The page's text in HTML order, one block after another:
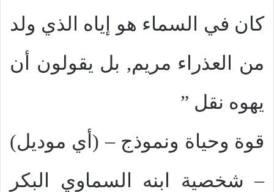
كان في السماء هو إياه الذي ولد
من العذراء مريم, بل يقولون أن
يهوه نقل ”
قوة وحياة ونموذج – (أي موديل)
– شخصية ابنه السماوي البكر